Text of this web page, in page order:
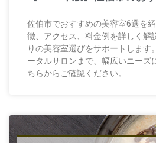
佐伯市でおすすめの美容室6選を
徴、アクセス、料金例を詳しく解
りの美容室選びをサポートします
ータルサロンまで、幅広いニーズ
ちらからご確認ください。